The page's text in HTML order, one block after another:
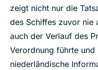
zeigt nicht nur die
des Schiffes zuvor nie
auch der Verlauf des
Verordnung führte
niederländische